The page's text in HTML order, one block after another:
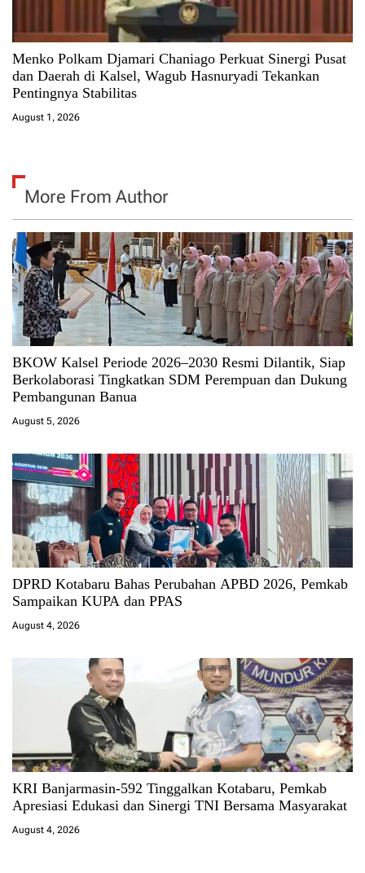
Menko Polkam Djamari Chaniago Perkuat Sinergi Pusat
dan Daerah di Kalsel, Wagub Hasnuryadi Tekankan
Pentingnya Stabilitas
August 1, 2026
More From Author
BKOW Kalsel Periode 2026–2030 Resmi Dilantik, Siap
Berkolaborasi Tingkatkan SDM Perempuan dan Dukung
Pembangunan Banua
August 5, 2026
DPRD Kotabaru Bahas Perubahan APBD 2026, Pemkab
Sampaikan KUPA dan PPAS
August 4, 2026
KRI Banjarmasin-592 Tinggalkan Kotabaru, Pemkab
Apresiasi Edukasi dan Sinergi TNI Bersama Masyarakat
August 4, 2026